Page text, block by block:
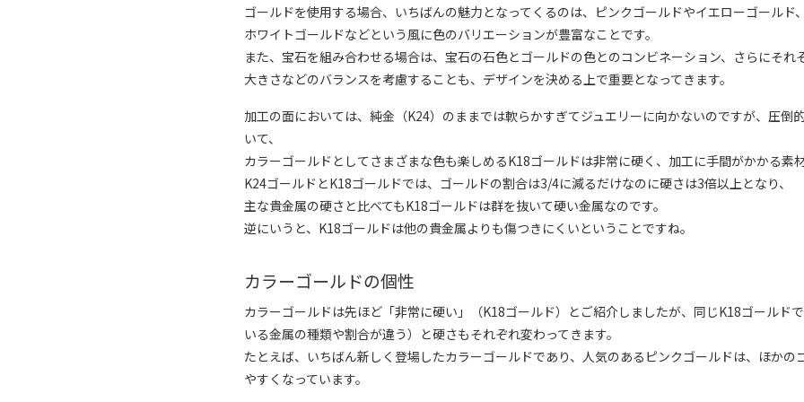
ゴールドを使用する場合、いちばんの魅力となってくるのは、ピンクゴールドやイエローゴールド
ホワイトゴールドなどという風に色のバリエーションが豊富なことです。
また、宝石を組み合わせる場合は、宝石の石色とゴールドの色とのコンビネーション、さらにそれ
大きさなどのバランスを考慮することも、デザインを決める上で重要となってきます。
加工の面においては、純金（K24）のままでは軟らかすぎてジュエリーに向かないのですが、圧倒
いて、
カラーゴールドとしてさまざまな色も楽しめるK18ゴールドは非常に硬く、加工に手間がかかる素
K24ゴールドとK18ゴールドでは、ゴールドの割合は3/4に減るだけなのに硬さは3倍以上となり、
主な貴金属の硬さと比べてもK18ゴールドは群を抜いて硬い金属なのです。
逆にいうと、K18ゴールドは他の貴金属よりも傷つきにくいということですね。
カラーゴールドの個性
カラーゴールドは先ほど「非常に硬い」（K18ゴールド）とご紹介しましたが、同じK18ゴールド
いる金属の種類や割合が違う）と硬さもそれぞれ変わってきます。
たとえば、いちばん新しく登場したカラーゴールドであり、人気のあるピンクゴールドは、ほかの
やすくなっています。